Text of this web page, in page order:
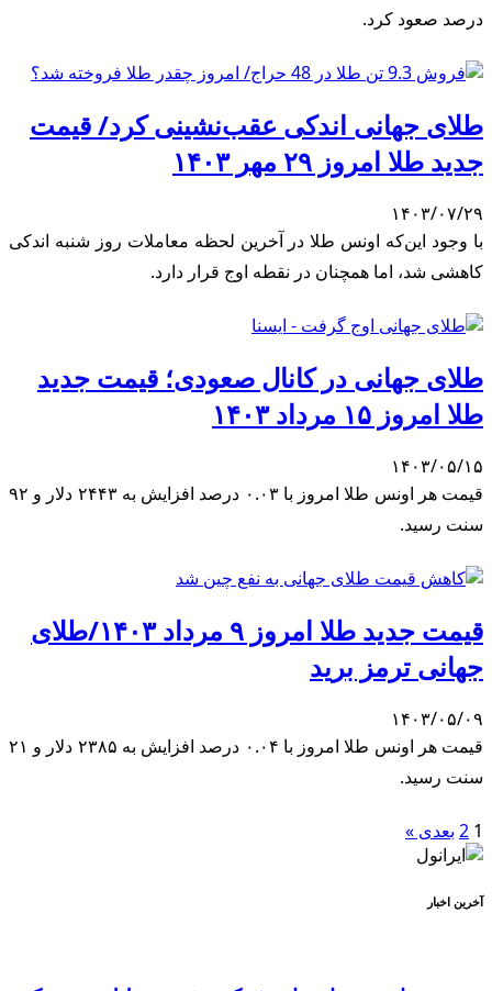
درصد صعود کرد.
طلای جهانی اندکی عقب‌نشینی کرد/ قیمت
جدید طلا امروز ۲۹ مهر ۱۴۰۳
۱۴۰۳/۰۷/۲۹
با وجود این‌که اونس طلا در آخرین لحظه معاملات روز شنبه اندکی
کاهشی شد، اما همچنان در نقطه اوج قرار دارد.
طلای جهانی در کانال صعودی؛ قیمت جدید
طلا امروز ۱۵ مرداد ۱۴۰۳
۱۴۰۳/۰۵/۱۵
قیمت هر اونس طلا امروز با ۰.۰۳ درصد افزایش به ۲۴۴۳ دلار و ۹۲
سنت رسید.
قیمت جدید طلا امروز ۹ مرداد ۱۴۰۳/طلای
جهانی ترمز برید
۱۴۰۳/۰۵/۰۹
قیمت هر اونس طلا امروز با ۰.۰۴ درصد افزایش به ۲۳۸۵ دلار و ۲۱
سنت رسید.
1
2 بعدی »
آخرین اخبار